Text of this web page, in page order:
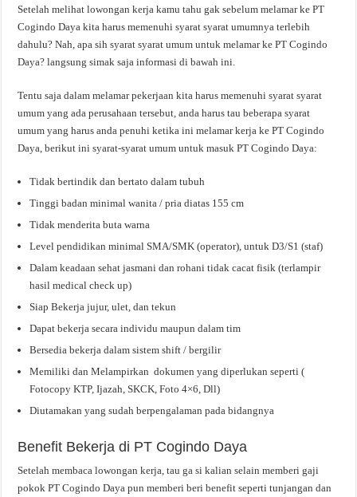
Setelah melihat lowongan kerja kamu tahu gak sebelum melamar ke PT
Cogindo Daya kita harus memenuhi syarat syarat umumnya terlebih
dahulu? Nah, apa sih syarat syarat umum untuk melamar ke PT Cogindo
Daya? langsung simak saja informasi di bawah ini.
Tentu saja dalam melamar pekerjaan kita harus memenuhi syarat syarat
umum yang ada perusahaan tersebut, anda harus tau beberapa syarat
umum yang harus anda penuhi ketika ini melamar kerja ke PT Cogindo
Daya, berikut ini syarat-syarat umum untuk masuk PT Cogindo Daya:
Tidak bertindik dan bertato dalam tubuh
Tinggi badan minimal wanita / pria diatas 155 cm
Tidak menderita buta warna
Level pendidikan minimal SMA/SMK (operator), untuk D3/S1 (staf)
Dalam keadaan sehat jasmani dan rohani tidak cacat fisik (terlampir
hasil medical check up)
Siap Bekerja jujur, ulet, dan tekun
Dapat bekerja secara individu maupun dalam tim
Bersedia bekerja dalam sistem shift / bergilir
Memiliki dan Melampirkan dokumen yang diperlukan seperti (
Fotocopy KTP, Ijazah, SKCK, Foto 4×6, Dll)
Diutamakan yang sudah berpengalaman pada bidangnya
Benefit Bekerja di PT Cogindo Daya
Setelah membaca lowongan kerja, tau ga si kalian selain memberi gaji
pokok PT Cogindo Daya pun memberi beri benefit seperti tunjangan dan